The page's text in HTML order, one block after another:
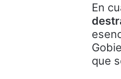
En
que